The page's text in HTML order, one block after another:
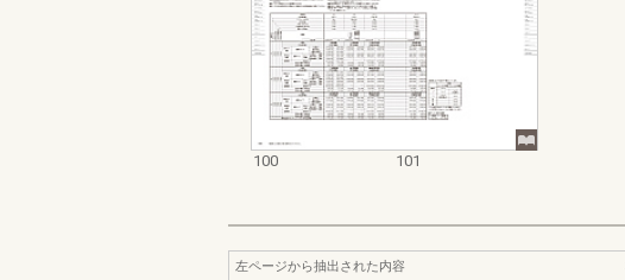
100 101
左ページから抽出された内容